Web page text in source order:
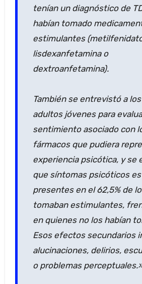
tenían un diagnóstico de
habían tomado
estimulantes
lisdexanfetamina o
dextroanfetamina).
También se entrevistó a
adultos jóvenes para
sentimiento asociado con
fármacos que pudiera
experiencia psicótica, y se
que síntomas psicóticos
presentes en el 62,5% de
tomaban estimulantes,
en quienes no los habían
Esos efectos secundarios
alucinaciones, delirios,
o problemas